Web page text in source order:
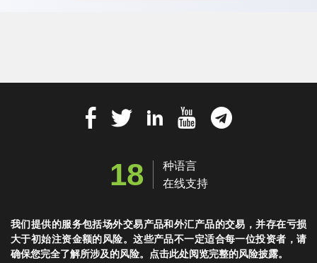
18
种语言
在线支持
我们提供的服务包括场外交易产品和外汇产品的交易，并存在亏损
大于初始注资金额的风险。这些产品不一定适合每一位投资者，请
确保您完全了解所涉及的风险。点击此处阅览完整的风险披露。